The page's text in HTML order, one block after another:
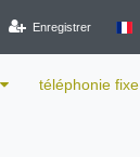
Enregistrer
téléphonie fixe